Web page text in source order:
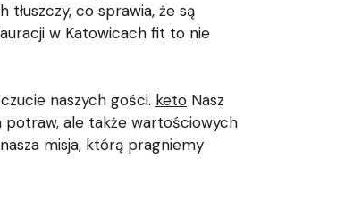
tłuszczy, co sprawia, że są
w Katowicach fit to nie
naszych gości. keto Nasz
potraw, ale także wartościowych
misja, którą pragniemy